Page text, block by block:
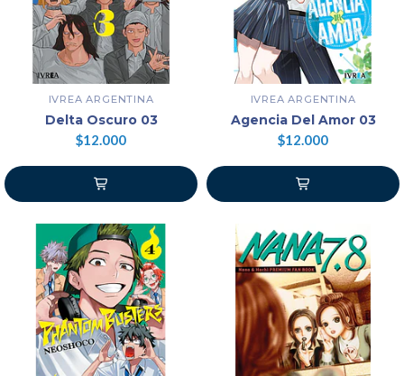
IVREA ARGENTINA
Delta Oscuro 03
$12.000
IVREA ARGENTINA
Agencia Del Amor 03
$12.000